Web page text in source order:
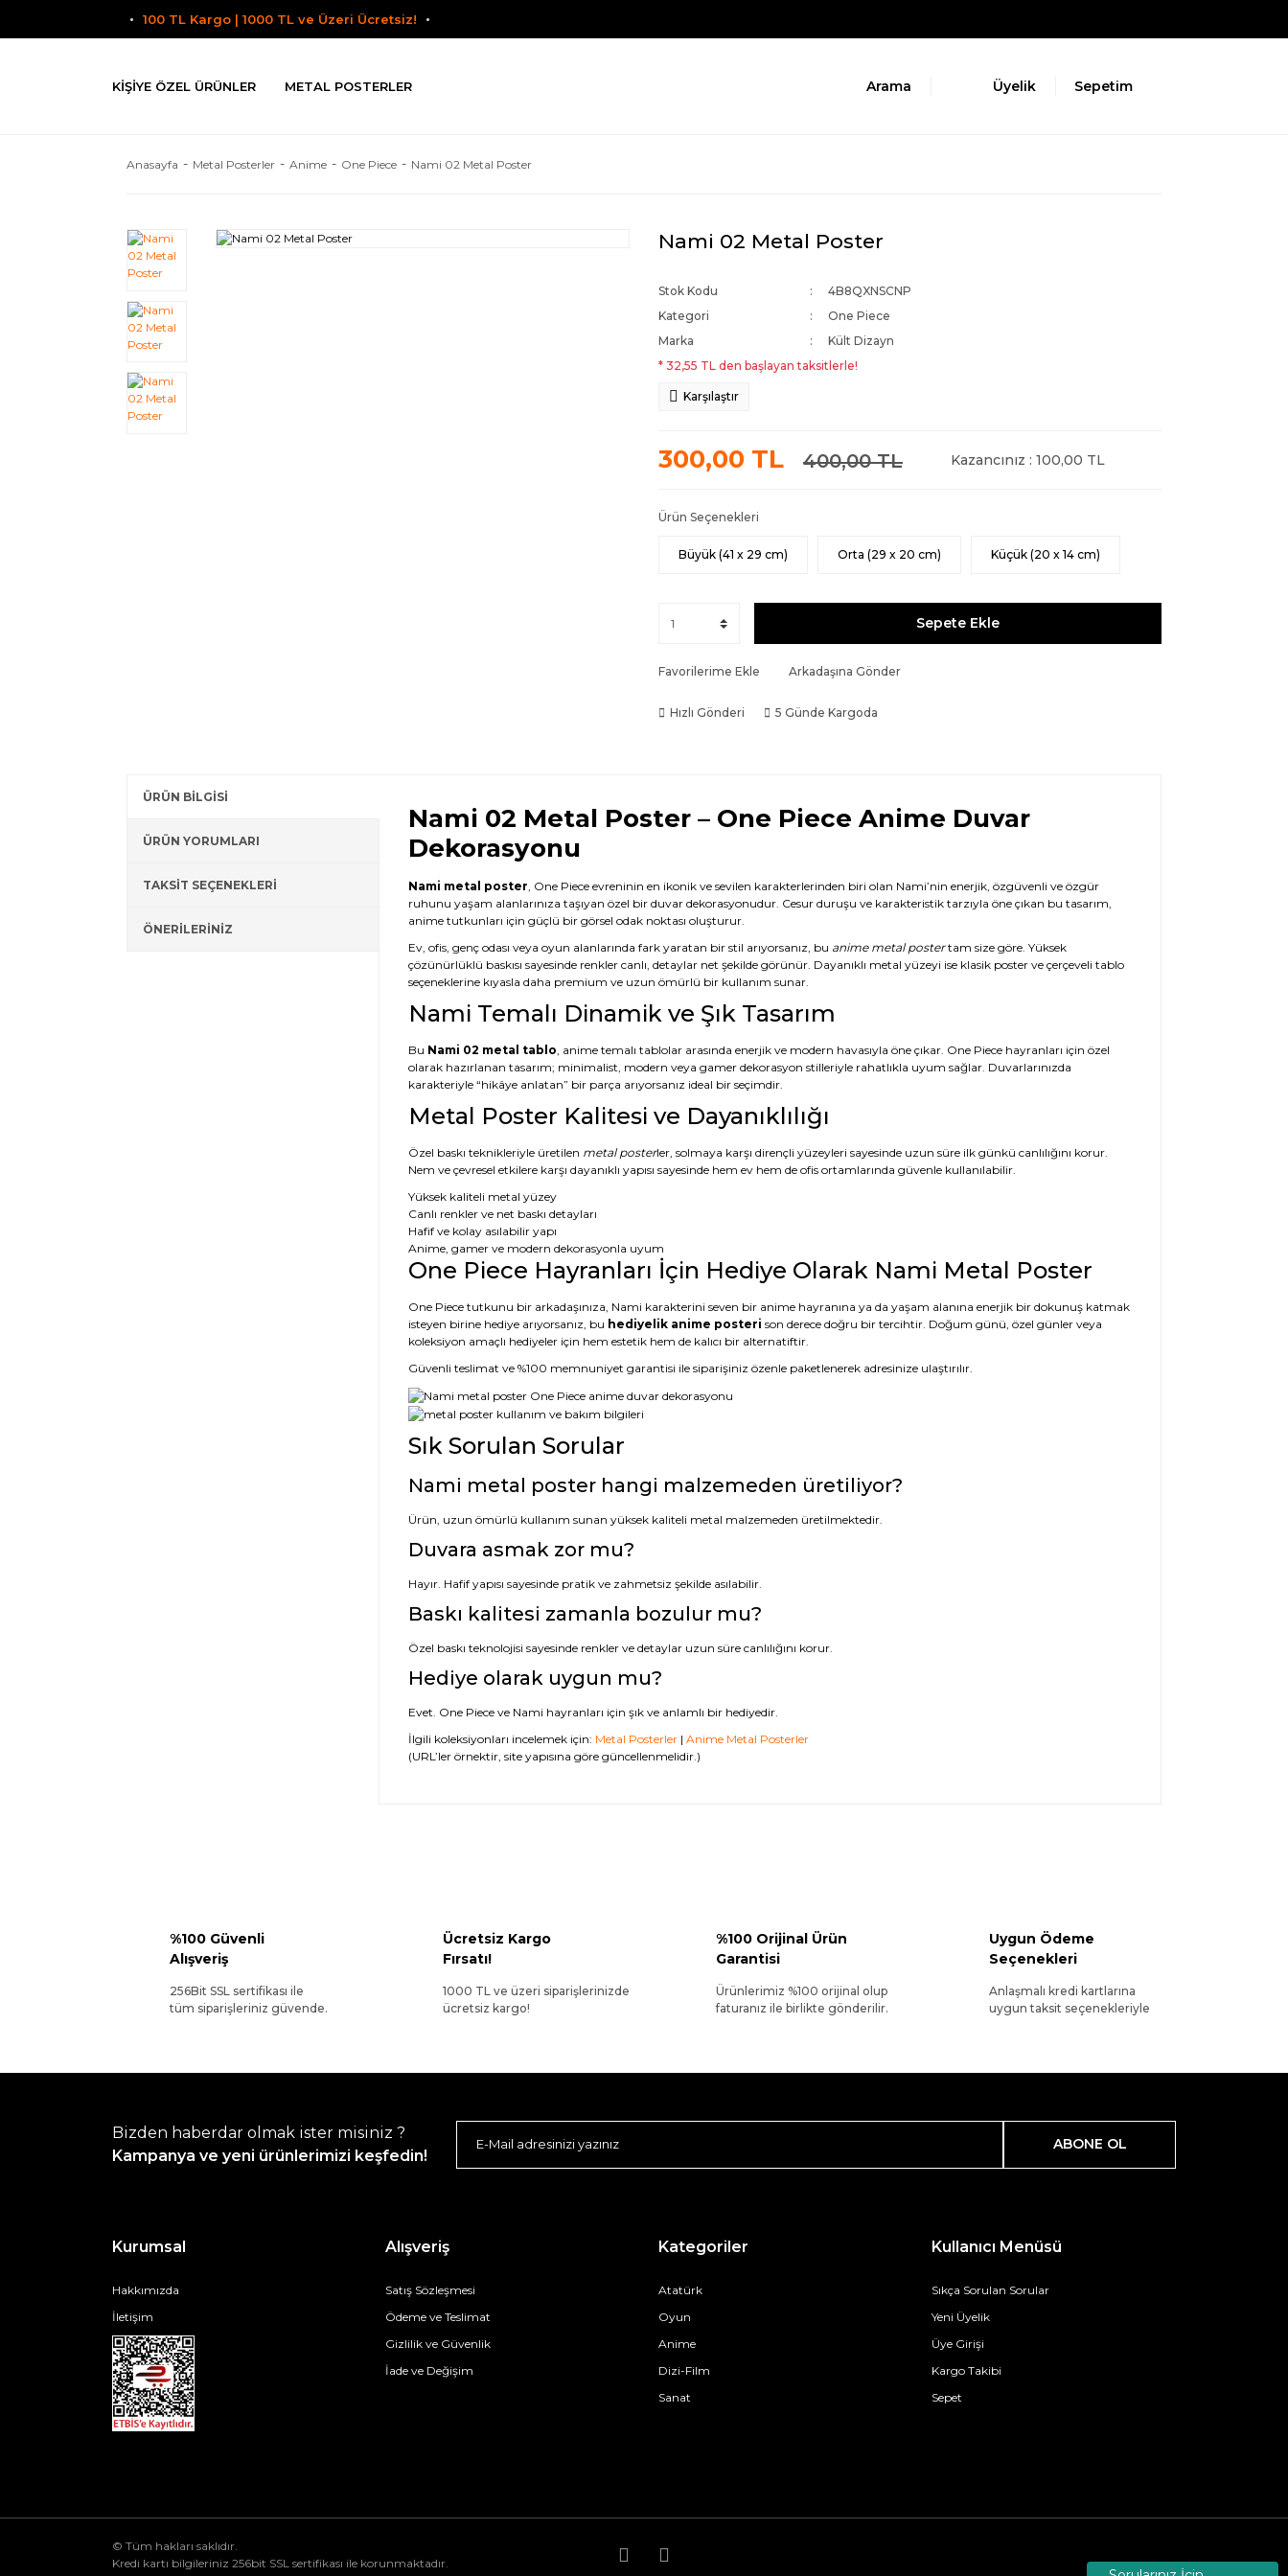
100 TL Kargo | 1000 TL ve Üzeri Ücretsiz!
KIŞIYE ÖZEL ÜRÜNLER METAL POSTERLER Arama Üyelik Sepetim
Anasayfa Metal Posterler Anime One Piece Nami 02 Metal Poster
Nami 02 Metal Poster
Stok Kodu
4B8QXNSCNP
Kategori
One Piece
Marka
Kült Dizayn
* 32,55 TL den başlayan taksitlerle!
Karşılaştır
300,00 TL 400,00 TL Kazancınız : 100,00 TL
Ürün Seçenekleri
Büyük (41 x 29 cm) Orta (29 x 20 cm) Küçük (20 x 14 cm)
Sepete Ekle
Favorilerime Ekle Arkadaşına Gönder
Hızlı Gönderi 5 Günde Kargoda
ÜRÜN BİLGİSİ
ÜRÜN YORUMLARI
TAKSİT SEÇENEKLERİ
ÖNERİLERİNİZ
Nami 02 Metal Poster – One Piece Anime Duvar
Dekorasyonu
Nami metal poster, One Piece evreninin en ikonik ve sevilen karakterlerinden biri olan Nami’nin enerjik, özgüvenli ve özgür
ruhunu yaşam alanlarınıza taşıyan özel bir duvar dekorasyonudur. Cesur duruşu ve karakteristik tarzıyla öne çıkan bu tasarım,
anime tutkunları için güçlü bir görsel odak noktası oluşturur.
Ev, ofis, genç odası veya oyun alanlarında fark yaratan bir stil arıyorsanız, bu anime metal postertam size göre. Yüksek
çözünürlüklü baskısı sayesinde renkler canlı, detaylar net şekilde görünür. Dayanıklı metal yüzeyi ise klasik poster ve çerçeveli tablo
seçeneklerine kıyasla daha premium ve uzun ömürlü bir kullanım sunar.
Nami Temalı Dinamik ve Şık Tasarım
Bu Nami 02 metal tablo, anime temalı tablolar arasında enerjik ve modern havasıyla öne çıkar. One Piece hayranları için özel
olarak hazırlanan tasarım; minimalist, modern veya gamer dekorasyon stilleriyle rahatlıkla uyum sağlar. Duvarlarınızda
karakteriyle “hikâye anlatan” bir parça arıyorsanız ideal bir seçimdir.
Metal Poster Kalitesi ve Dayanıklılığı
Özel baskı teknikleriyle üretilen metal posterler, solmaya karşı dirençli yüzeyleri sayesinde uzun süre ilk günkü canlılığını korur.
Nem ve çevresel etkilere karşı dayanıklı yapısı sayesinde hem ev hem de ofis ortamlarında güvenle kullanılabilir.
Yüksek kaliteli metal yüzey
Canlı renkler ve net baskı detayları
Hafif ve kolay asılabilir yapı
Anime, gamer ve modern dekorasyonla uyum
One Piece Hayranları İçin Hediye Olarak Nami Metal Poster
One Piece tutkunu bir arkadaşınıza, Nami karakterini seven bir anime hayranına ya da yaşam alanına enerjik bir dokunuş katmak
isteyen birine hediye arıyorsanız, bu hediyelik anime posteri son derece doğru bir tercihtir. Doğum günü, özel günler veya
koleksiyon amaçlı hediyeler için hem estetik hem de kalıcı bir alternatiftir.
Güvenli teslimat ve %100 memnuniyet garantisi ile siparişiniz özenle paketlenerek adresinize ulaştırılır.
Sık Sorulan Sorular
Nami metal poster hangi malzemeden üretiliyor?
Ürün, uzun ömürlü kullanım sunan yüksek kaliteli metal malzemeden üretilmektedir.
Duvara asmak zor mu?
Hayır. Hafif yapısı sayesinde pratik ve zahmetsiz şekilde asılabilir.
Baskı kalitesi zamanla bozulur mu?
Özel baskı teknolojisi sayesinde renkler ve detaylar uzun süre canlılığını korur.
Hediye olarak uygun mu?
Evet. One Piece ve Nami hayranları için şık ve anlamlı bir hediyedir.
İlgili koleksiyonları incelemek için: Metal Posterler| Anime Metal Posterler
(URL’ler örnektir, site yapısına göre güncellenmelidir.)
%100 Güvenli
Alışveriş
256Bit SSL sertifikası ile
tüm siparişleriniz güvende.
Ücretsiz Kargo
Fırsatı!
1000 TL ve üzeri siparişlerinizde
ücretsiz kargo!
%100 Orijinal Ürün
Garantisi
Ürünlerimiz %100 orijinal olup
faturanız ile birlikte gönderilir.
Uygun Ödeme
Seçenekleri
Anlaşmalı kredi kartlarına
uygun taksit seçenekleriyle
Bizden haberdar olmak ister misiniz ?
Kampanya ve yeni ürünlerimizi keşfedin!
ABONE OL
Kurumsal
Hakkımızda
İletişim
Alışveriş
Satış Sözleşmesi
Ödeme ve Teslimat
Gizlilik ve Güvenlik
İade ve Değişim
Kategoriler
Atatürk
Oyun
Anime
Dizi-Film
Sanat
Kullanıcı Menüsü
Sıkça Sorulan Sorular
Yeni Üyelik
Üye Girişi
Kargo Takibi
Sepet
© Tüm hakları saklıdır.
Kredi kartı bilgileriniz 256bit SSL sertifikası ile korunmaktadır.